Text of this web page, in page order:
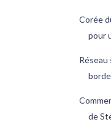
Corée
pour
Réseau
de